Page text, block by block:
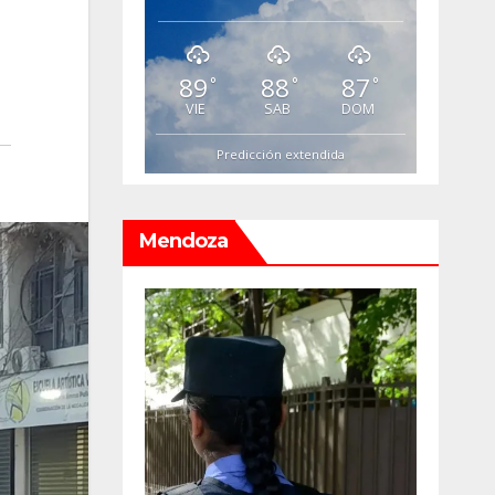
89 °
VIE
88 °
SAB
87 °
DOM
Predicción extendida
Mendoza